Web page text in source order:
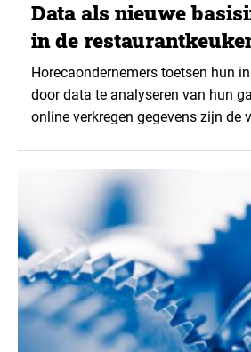
Data als nieuwe
in de
Horecaondernemers toetsen hun
door data te analyseren van hun
online verkregen gegevens zijn de
optimaliseren van de service en
van de winst.